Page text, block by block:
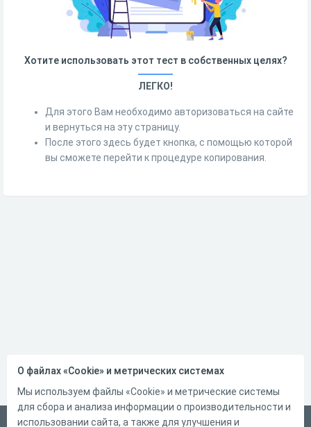
Хотите использовать этот тест в собственных целях?
ЛЕГКО!
Для этого Вам необходимо авторизоваться на сайте
и вернуться на эту страницу.
После этого здесь будет кнопка, с помощью которой
вы сможете перейти к процедуре копирования.
О файлах «Cookie» и метрических системах
Мы используем файлы «Cookie» и метрические системы
для сбора и анализа информации о производительности и
использовании сайта, а также для улучшения и